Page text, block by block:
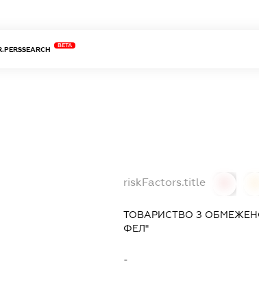
BETA
riskFactors.title
ТОВАРИСТВО З
ФЕЛ"
-